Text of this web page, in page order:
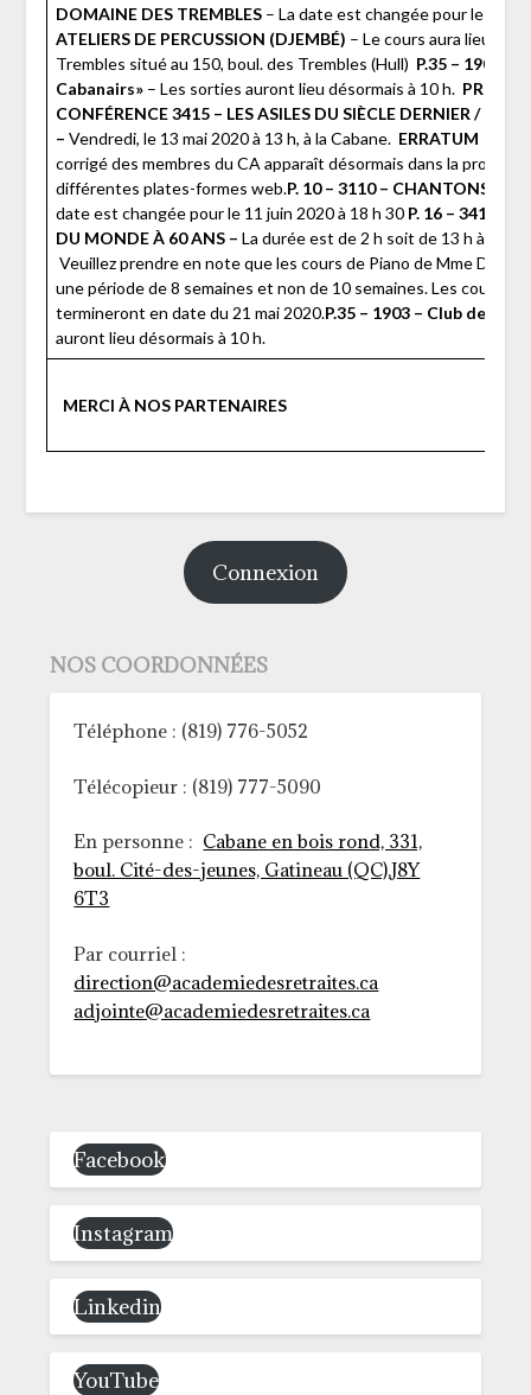
DOMAINE DES TREMBLES– La date est changée pour le
ATELIERS DE PERCUSSION (DJEMBÉ) – Le cours aura lieu au
Trembles situé au 150, boul. des Trembles (Hull) P.35 – 1903 –
Cabanairs»– Les sorties auront lieu désormais à 10 h.
CONFÉRENCE3415 – LES ASILES DU SIÈCLE DERNIER /
– Vendredi, le 13 mai 2020 à 13 h, à la Cabane. ERRATUM
corrigé des membres du CA apparaît désormais dans la
différentes plates-formes web.P. 10 – 3110 – CHANTONS
date est changée pour le 11 juin 2020 à 18 h 30 P. 16 – 3412 –
DU MONDE À 60 ANS – La durée est de 2 h soit de 13 h à 15
Veuillez prendre en note que les cours de Piano de Mme
une période de 8 semaines et non de 10 semaines. Les cours
termineront en date du 21 mai 2020.P.35 – 1903 – Club de
auront lieu désormais à 10 h.
MERCI À NOS PARTENAIRES
Connexion
NOS COORDONNÉES
Téléphone : (819) 776-5052
Télécopieur : (819) 777-5090
En personne : Cabane en bois rond, 331,
boul. Cité-des-jeunes, Gatineau (QC),J8Y
6T3
Par courriel :
direction@academiedesretraites.ca
adjointe@academiedesretraites.ca
Facebook
Instagram
Linkedin
YouTube